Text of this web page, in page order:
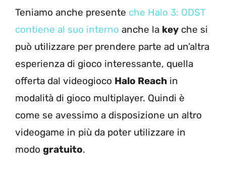
Teniamo anche presente che Halo 3: ODST
contiene al suo interno anche la key che si
può utilizzare per prendere parte ad un’altra
esperienza di gioco interessante, quella
offerta dal videogioco Halo Reach in
modalità di gioco multiplayer. Quindi è
come se avessimo a disposizione un altro
videogame in più da poter utilizzare in
modo gratuito.